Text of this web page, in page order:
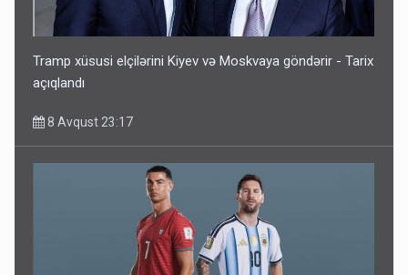
Tramp xüsusi elçilərini Kiyev və Moskvaya göndərir - Tarix
açıqlandı
8 Avqust 23:17